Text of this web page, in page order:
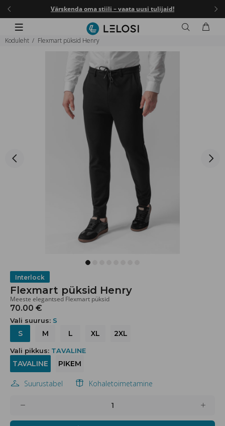
. Värskenda oma stiili – vaata uusi tulijaid! -
Koduleht Flexmart püksid Henry
Interlock
Flexmart püksid Henry
Meeste elegantsed Flexmart püksid
70.00 €
Vali suurus: S
S M L XL 2XL
Vali pikkus: TAVALINE
TAVALINE PIKEM
Suurustabel Kohaletoimetamine